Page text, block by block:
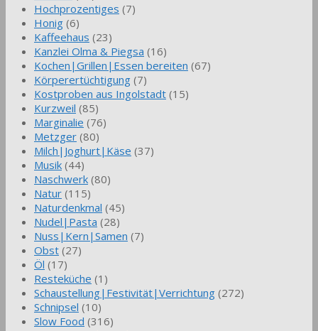
Hochprozentiges (7)
Honig (6)
Kaffeehaus (23)
Kanzlei Olma & Piegsa (16)
Kochen|Grillen|Essen bereiten (67)
Körperertüchtigung (7)
Kostproben aus Ingolstadt (15)
Kurzweil (85)
Marginalie (76)
Metzger (80)
Milch|Joghurt|Käse (37)
Musik (44)
Naschwerk (80)
Natur (115)
Naturdenkmal (45)
Nudel|Pasta (28)
Nuss|Kern|Samen (7)
Obst (27)
Öl (17)
Resteküche (1)
Schaustellung|Festivität|Verrichtung (272)
Schnipsel (10)
Slow Food (316)